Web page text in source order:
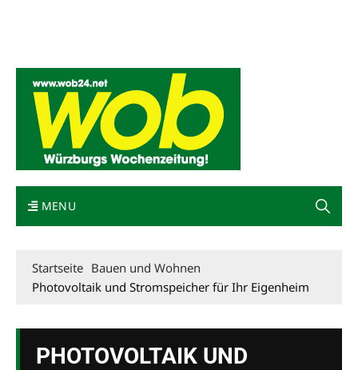
MENU
Startseite Bauen und Wohnen
Photovoltaik und Stromspeicher für Ihr Eigenheim
PHOTOVOLTAIK UND